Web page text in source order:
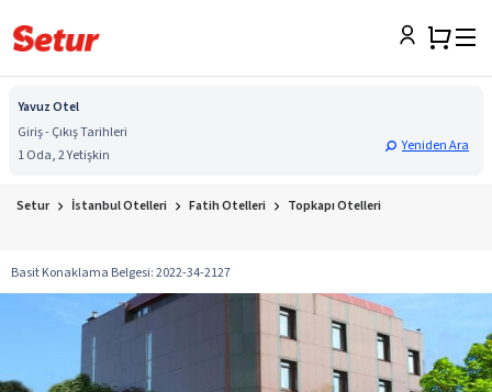
Yavuz Otel
Giriş - Çıkış Tarihleri
1 Oda, 2 Yetişkin
Yeniden Ara
Setur İstanbul Otelleri Fatih Otelleri Topkapı Otelleri
Basit Konaklama Belgesi:2022-34-2127